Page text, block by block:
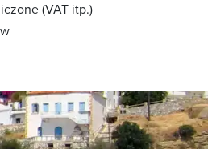
(VAT itp.)